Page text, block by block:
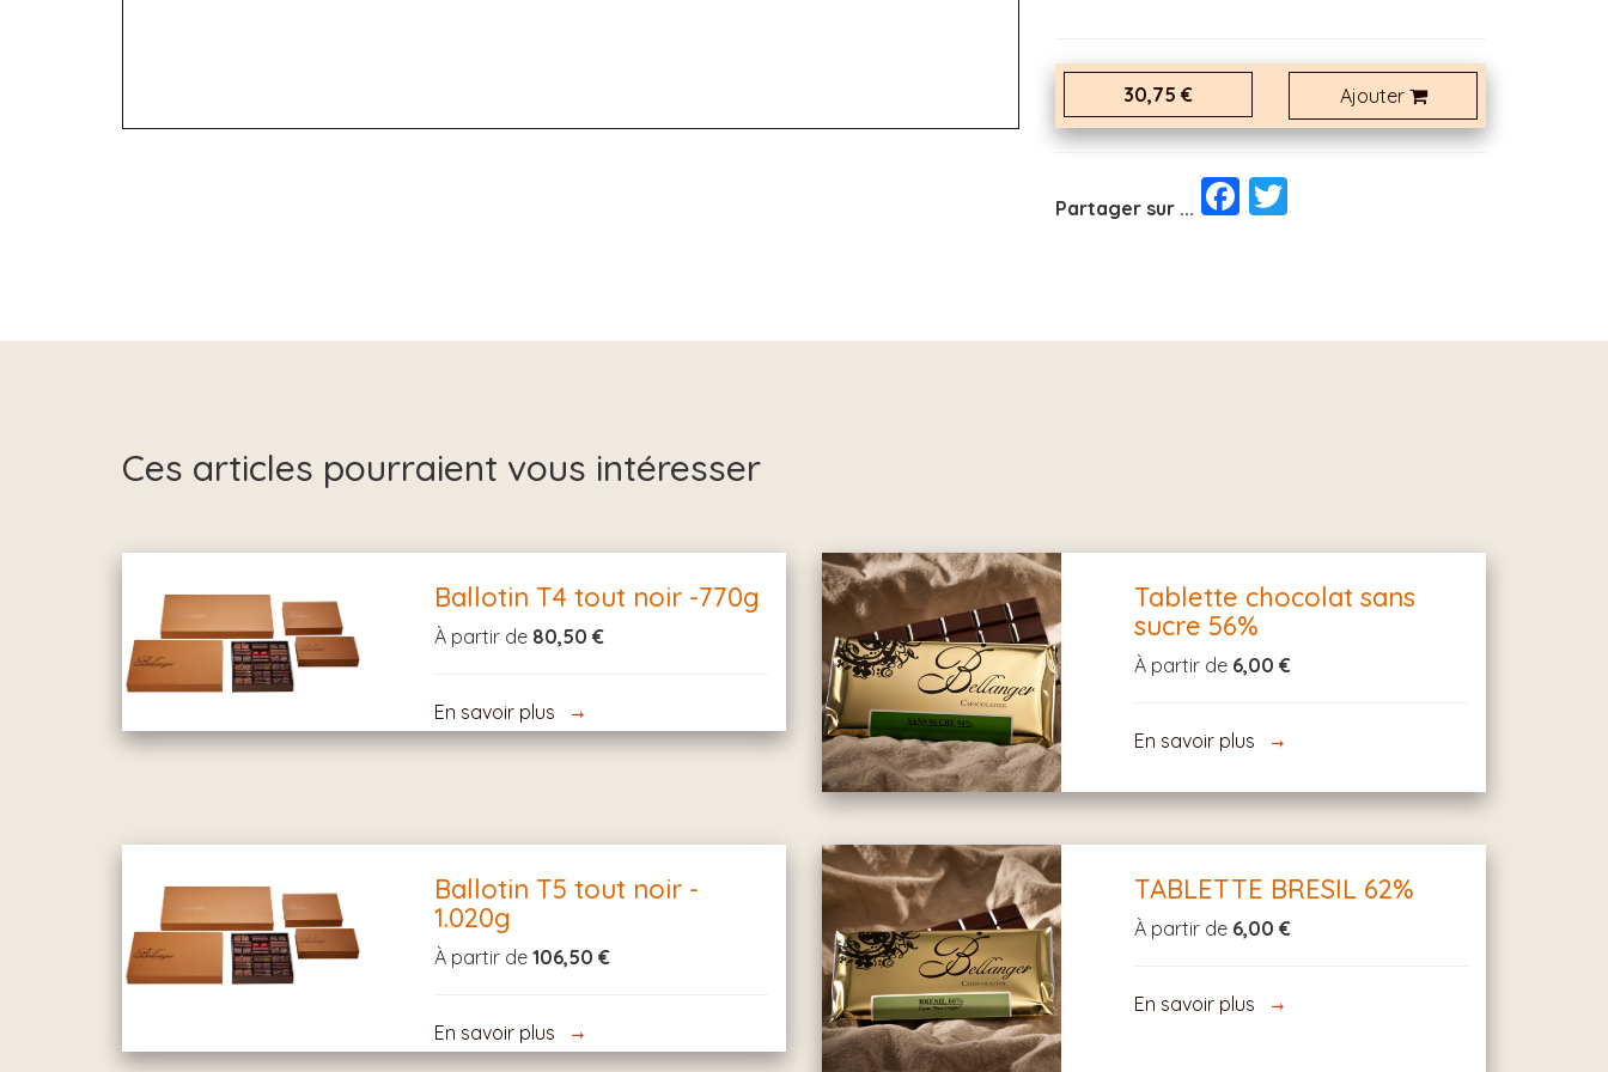
30,75 € Ajouter
Partager sur ...
Facebook
Ces articles pourraient vous intéresser
Ballotin T4 tout noir -770g
À partir de 80,50 €
En savoir plus
Tablette chocolat sans
sucre 56%
À partir de 6,00 €
En savoir plus
Ballotin T5 tout noir -
1.020g
À partir de106,50 €
En savoir plus
TABLETTE BRESIL 62%
À partir de 6,00 €
En savoir plus